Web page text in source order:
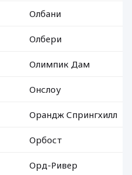
Олбани
Олбери
Олимпик Дам
Онслоу
Орандж Спрингхилл
Орбост
Орд-Ривер